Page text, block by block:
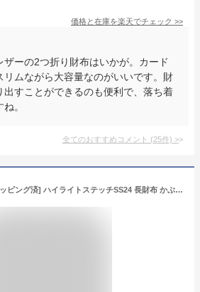
価格と在庫を楽天でチェック >>
ザーの2つ折り財布はいかが。カード
リムながら大容量なのがいいです。財
出すことができるのも便利で、落ち着
。
全てのおすすめコメント (25件) >
[ポールスミス] [ラッピング済] ハイライトステッチSS24 長財布 かぶせ レザー 小銭入れ 牛革 革 813006 P855 ショップバッグ付 (ブラック, 名入れなし)